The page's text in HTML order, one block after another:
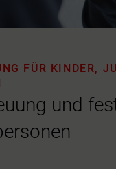
und
FÜR KINDER,